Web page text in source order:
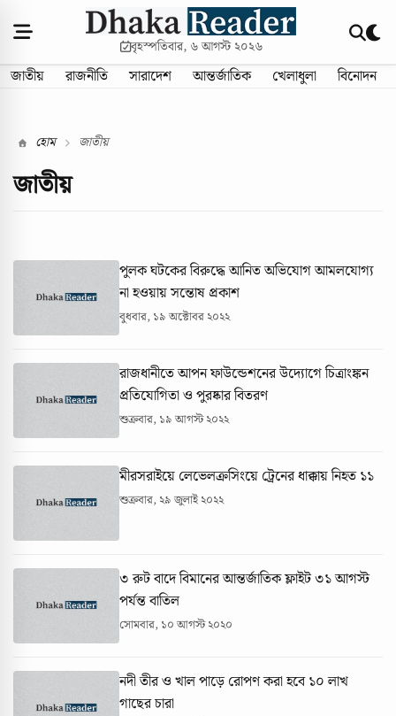
বৃহস্পতিবার, ৬ আগস্ট ২০২৬
জাতীয় রাজনীতি সারাদেশ আন্তর্জাতিক খেলাধুলা বিনোদন
হোম জাতীয়
জাতীয়
পুলক ঘটকের বিরুদ্ধে আনিত অভিযোগ আমলযোগ্য
না হওয়ায় সন্তোষ প্রকাশ
বুধবার, ১৯ অক্টোবর ২০২২
রাজধানীতে আপন ফাউন্ডেশনের উদ্যোগে চিত্রাংঙ্কন
প্রতিযোগিতা ও পুরষ্কার বিতরণ
শুক্রবার, ১৯ আগস্ট ২০২২
মীরসরাইয়ে লেভেলক্রসিংয়ে ট্রেনের ধাক্কায় নিহত ১১
শুক্রবার, ২৯ জুলাই ২০২২
৩ রুট বাদে বিমানের আন্তর্জাতিক ফ্লাইট ৩১ আগস্ট
পর্যন্ত বাতিল
সোমবার, ১০ আগস্ট ২০২০
নদী তীর ও খাল পাড়ে রোপণ করা হবে ১০ লাখ
গাছের চারা